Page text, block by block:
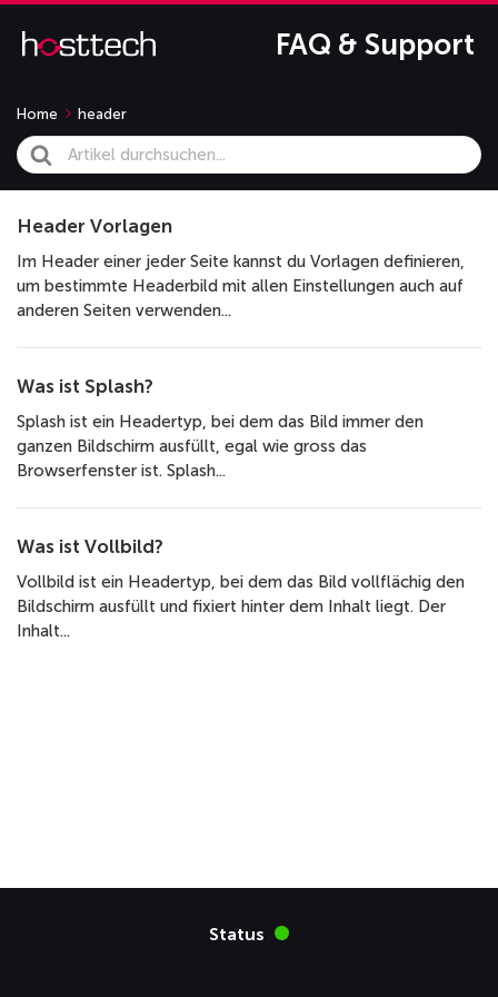
FAQ & Support
Home header
Search
For
Header Vorlagen
Im Header einer jeder Seite kannst du Vorlagen definieren,
um bestimmte Headerbild mit allen Einstellungen auch auf
anderen Seiten verwenden...
Was ist Splash?
Splash ist ein Headertyp, bei dem das Bild immer den
ganzen Bildschirm ausfüllt, egal wie gross das
Browserfenster ist. Splash...
Was ist Vollbild?
Vollbild ist ein Headertyp, bei dem das Bild vollflächig den
Bildschirm ausfüllt und fixiert hinter dem Inhalt liegt. Der
Inhalt...
Status